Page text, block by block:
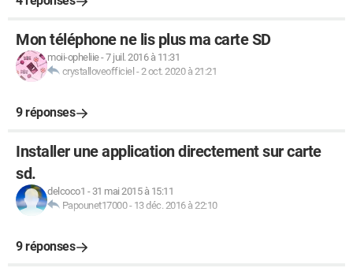
Mon téléphone ne lis plus ma carte SD
moii-opheliie-7 juil. 2016 à 11:31
crystalloveofficiel -2 oct. 2020 à 21:21
9 réponses
Installer une application directement sur carte
sd.
delcoco1 - 31 mai 2015 à 15:11
Papounet17000- 13 déc. 2016 à 22:10
9 réponses